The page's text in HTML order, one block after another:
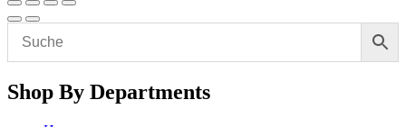
Shop By Departments